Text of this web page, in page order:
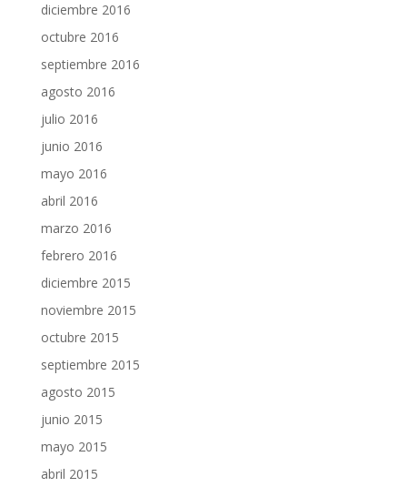
diciembre 2016
octubre 2016
septiembre 2016
agosto 2016
julio 2016
junio 2016
mayo 2016
abril 2016
marzo 2016
febrero 2016
diciembre 2015
noviembre 2015
octubre 2015
septiembre 2015
agosto 2015
junio 2015
mayo 2015
abril 2015